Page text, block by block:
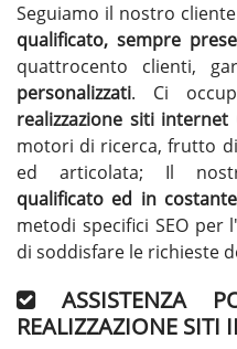
Seguiamo il nostro cliente
qualificato, sempre
quattrocento clienti,
personalizzati. Ci
realizzazione siti internet
motori di ricerca, frutto
ed articolata; Il
qualificato ed in
metodi specifici SEO per
di soddisfare le richieste
ASSISTENZA
REALIZZAZIONE SITI